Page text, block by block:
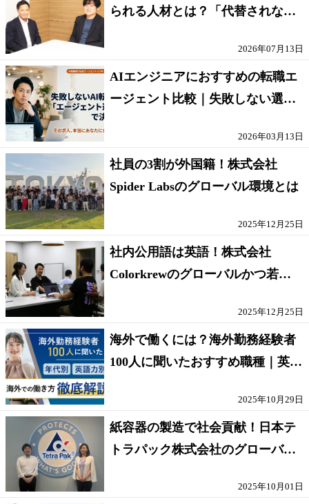
られる人材とは？「代替されない
2026年07月13日
AIエンジニアにおすすめの転職エ
ージェント比較｜失敗しない選び
2026年03月13日
社員の3割が外国籍！株式会社
Spider Labsのグローバル環境とは
2025年12月25日
社内公用語は英語！株式会社
Colorkrewのグローバルかつ若手
2025年12月25日
海外で働くには？海外勤務経験者
100人に聞いたおすすめ職種｜英語
2025年10月29日
紙容器の製造で社会貢献！日本テ
トラパック株式会社のグローバル
2025年10月01日